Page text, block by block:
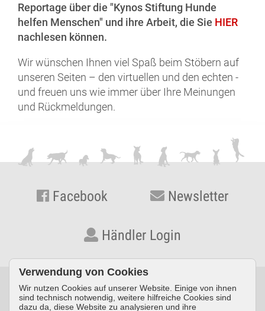
Reportage über die "Kynos Stiftung Hunde
helfen Menschen" und ihre Arbeit, die Sie HIER
nachlesen können.
Wir wünschen Ihnen viel Spaß beim Stöbern auf
unseren Seiten – den virtuellen und den echten -
und freuen uns wie immer über Ihre Meinungen
und Rückmeldungen.
Facebook Newsletter
Händler Login
© KYNOS VERLAG Dr. Dieter Fleig GmbH · Konrad-Zuse-Straße
Verwendung von Cookies
Wir nutzen Cookies auf unserer Website. Einige von ihnen
sind technisch notwendig, weitere hilfreiche Cookies sind
dazu da, diese Website zu analysieren und ihre